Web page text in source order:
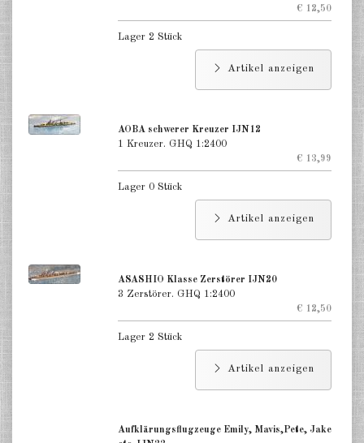
€ 12,50
Lager 2 Stück
Artikel anzeigen
AOBA schwerer Kreuzer IJN12
1 Kreuzer. GHQ 1:2400
€ 13,99
Lager 0 Stück
Artikel anzeigen
ASASHIO Klasse Zerstörer IJN20
3 Zerstörer. GHQ 1:2400
€ 12,50
Lager 2 Stück
Artikel anzeigen
Aufklärungsflugzeuge Emily, Mavis,Pete, Jake